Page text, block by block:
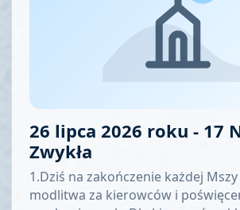
26 lipca 2026 roku - 17
Zwykła
1.Dziś na zakończenie każdej
modlitwa za kierowców i